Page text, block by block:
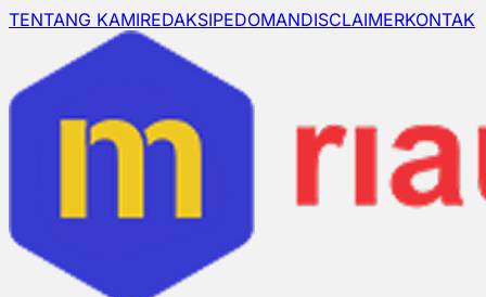
TENTANG KAMIREDAKSIPEDOMANDISCLAIMERKONTAK